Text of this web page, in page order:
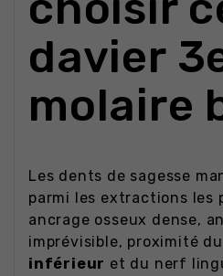
davier
molaire
Les dents de sagesse
parmi les extractions les
ancrage osseux dense,
imprévisible, proximité du
inférieur et du nerf